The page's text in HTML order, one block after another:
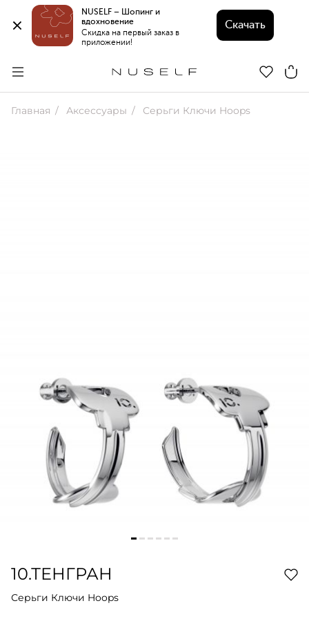
NUSELF – Шопинг и
вдохновение
Скидка на первый заказ в
приложении!
Скачать
Главная Аксессуары Серьги Ключи Hoops
10.ТЕНГРАН
Серьги Ключи Hoops